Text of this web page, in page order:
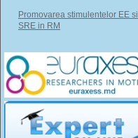
Promovarea stimulentelor EE si
SRE in RM